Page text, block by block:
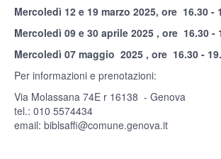
Mercoledì 12 e 19 marzo 2025, ore 16.30 -
Mercoledì 09 e 30 aprile 2025 , ore 16.30 -
Mercoledì 07 maggio 2025 , ore 16.30 -
Per informazioni e prenotazioni:
Via Molassana 74E r 16138 - Genova
tel.: 010 5574434
email: biblsaffi@comune.genova.it